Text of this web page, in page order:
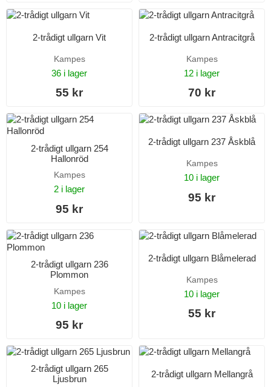
2-trådigt ullgarn Vit
Kampes
36 i lager
55 kr
2-trådigt ullgarn Antracitgrå
Kampes
12 i lager
70 kr
2-trådigt ullgarn 254
Hallonröd
Kampes
2 i lager
95 kr
2-trådigt ullgarn 237 Åskblå
Kampes
10 i lager
95 kr
2-trådigt ullgarn 236
Plommon
Kampes
10 i lager
95 kr
2-trådigt ullgarn Blåmelerad
Kampes
10 i lager
55 kr
2-trådigt ullgarn 265
Ljusbrun
2-trådigt ullgarn Mellangrå